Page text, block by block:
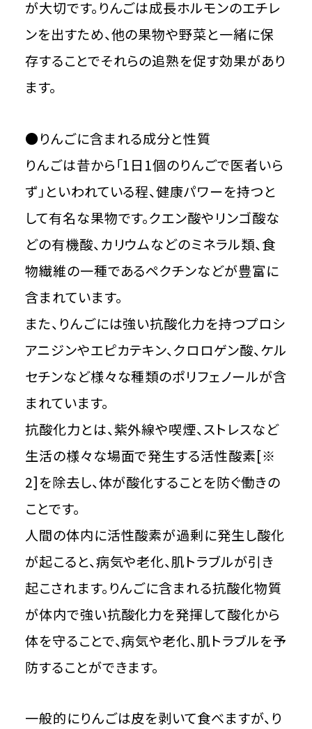
が大切です。りんごは成長ホルモンのエチレ
ンを出すため、他の果物や野菜と一緒に保
存することでそれらの追熟を促す効果があり
ます。
●りんごに含まれる成分と性質
りんごは昔から「1日1個のりんごで医者いら
ず」といわれている程、健康パワーを持つと
して有名な果物です。クエン酸やリンゴ酸な
どの有機酸、カリウムなどのミネラル類、食
物繊維の一種であるペクチンなどが豊富に
含まれています。
また、りんごには強い抗酸化力を持つプロシ
アニジンやエピカテキン、クロロゲン酸、ケル
セチンなど様々な種類のポリフェノールが含
まれています。
抗酸化力とは、紫外線や喫煙、ストレスなど
生活の様々な場面で発生する活性酸素[※
2]を除去し、体が酸化することを防ぐ働きの
ことです。
人間の体内に活性酸素が過剰に発生し酸化
が起こると、病気や老化、肌トラブルが引き
起こされます。りんごに含まれる抗酸化物質
が体内で強い抗酸化力を発揮して酸化から
体を守ることで、病気や老化、肌トラブルを予
防することができます。
一般的にりんごは皮を剥いて食べますが、り